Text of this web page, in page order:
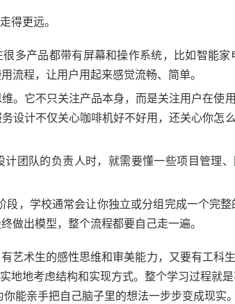
得更远。
很多产品都带有屏幕和操作系统，比如智能
流程，让用户用起来感觉流畅、简单。
。它不只关注产品本身，而是关注用户在使
设计不仅关心咖啡机好不好用，还关心你怎
计团队的负责人时，就需要懂一些项目管理
段，学校通常会让你独立或分组完成一个完
做出模型，整个流程都要自己走一遍。
艺术生的感性思维和审美能力，又要有工科
地地考虑结构和实现方式。整个学习过程就
能亲手把自己脑子里的想法一步步变成现实。